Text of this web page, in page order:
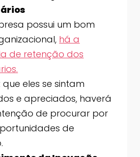
possui um bom
há a
de retenção dos
que eles se sintam
e apreciados, haverá
de procurar por
de